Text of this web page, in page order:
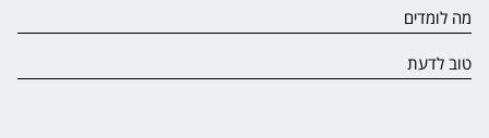
מה לומדים
טוב לדעת